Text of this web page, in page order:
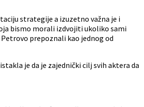
strategije a izuzetno važna je i
bismo morali izdvojiti ukoliko sami
prepoznali kao jednog od
je da je zajednički cilj svih aktera da